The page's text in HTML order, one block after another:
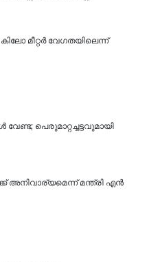
മീറ്റർ വേഗതയിലെന്ന്
പെരുമാറ്റച്ചട്ടവുമായി
അനിവാര്യമെന്ന് മന്ത്രി എൻ